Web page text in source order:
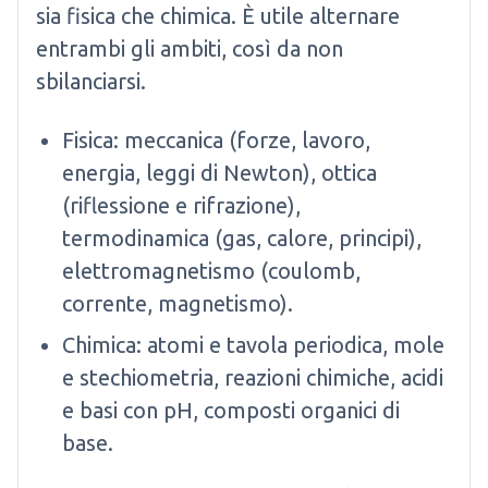
sia fisica che chimica. È utile alternare
entrambi gli ambiti, così da non
sbilanciarsi.
Fisica: meccanica (forze, lavoro,
energia, leggi di Newton), ottica
(riflessione e rifrazione),
termodinamica (gas, calore, principi),
elettromagnetismo (coulomb,
corrente, magnetismo).
Chimica: atomi e tavola periodica, mole
e stechiometria, reazioni chimiche, acidi
e basi con pH, composti organici di
base.